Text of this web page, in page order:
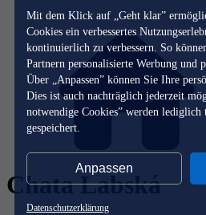
Mit dem Klick auf „Geht klar”
Cookies ein verbessertes
kontinuierlich zu verbessern. So
Partnern personalisierte Werbung und
Über „Anpassen” können Sie Ihre
Dies ist auch nachträglich jederzeit
notwendige Cookies” werden lediglich
gespeichert.
Anpassen
Datenschutzerklärung
Chata Labská